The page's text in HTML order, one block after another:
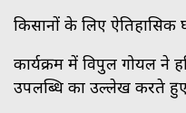
किसानों के लिए ऐतिहासिक
कार्यक्रम में विपुल गोयल ने
उपलब्धि का उल्लेख करते